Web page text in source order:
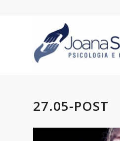
27.05-POST